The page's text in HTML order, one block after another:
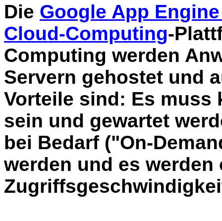
Die Google App
Cloud-Computing-
Computing werden
Servern gehostet und
Vorteile sind: Es muss
sein und gewartet
bei Bedarf ("On-
werden und es